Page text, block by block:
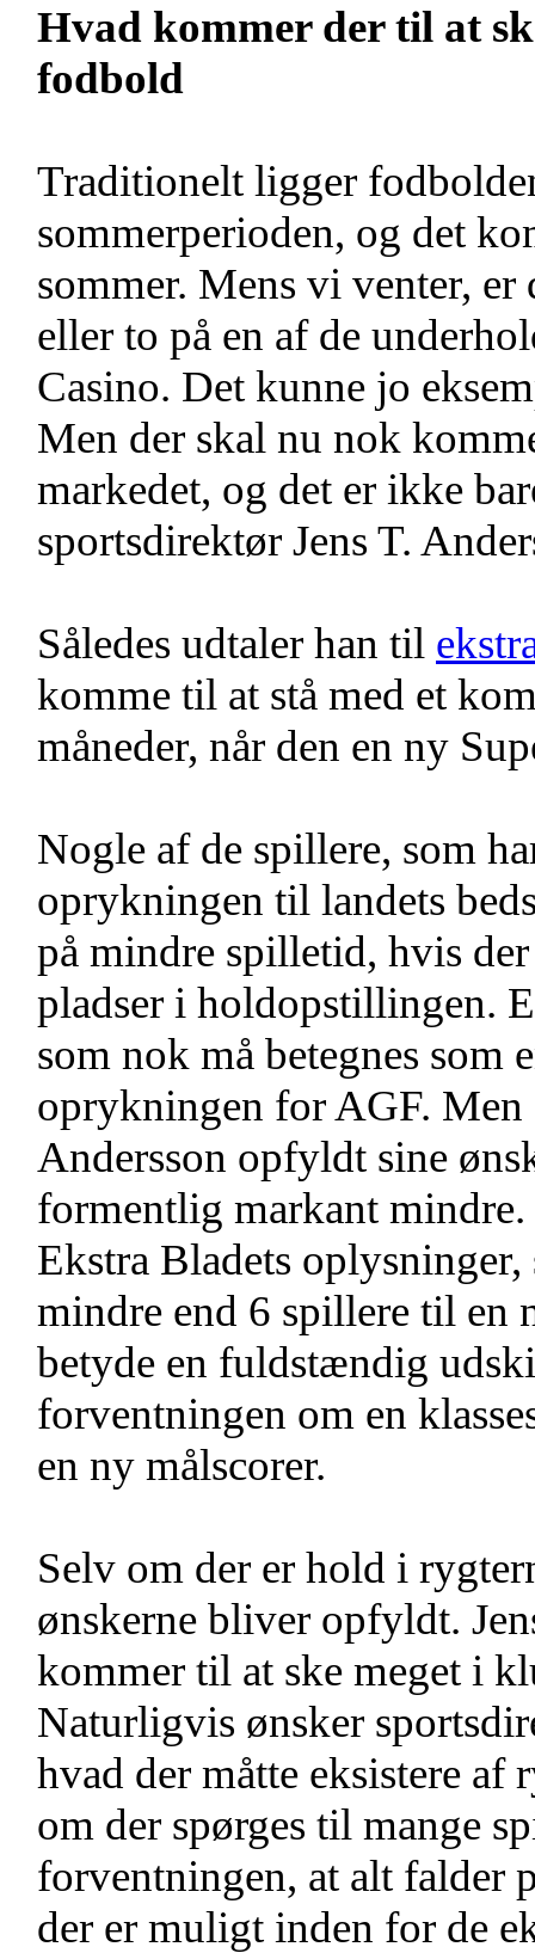
Hvad kommer der til at
fodbold
Traditionelt ligger
sommerperioden, og det
sommer. Mens vi venter,
eller to på en af de
Casino. Det kunne jo
Men der skal nu nok
markedet, og det er ikke
sportsdirektør Jens T.
Således udtaler han til
komme til at stå med et
måneder, når den en ny
Nogle af de spillere, som
oprykningen til landets
på mindre spilletid, hvis
pladser i holdopstillingen.
som nok må betegnes
oprykningen for AGF. Men
Andersson opfyldt sine
formentlig markant
Ekstra Bladets
mindre end 6 spillere til en
betyde en fuldstændig
forventningen om en
en ny målscorer.
Selv om der er hold i
ønskerne bliver opfyldt.
kommer til at ske meget i
Naturligvis ønsker
hvad der måtte eksistere af
om der spørges til mange
forventningen, at alt falder
der er muligt inden for de